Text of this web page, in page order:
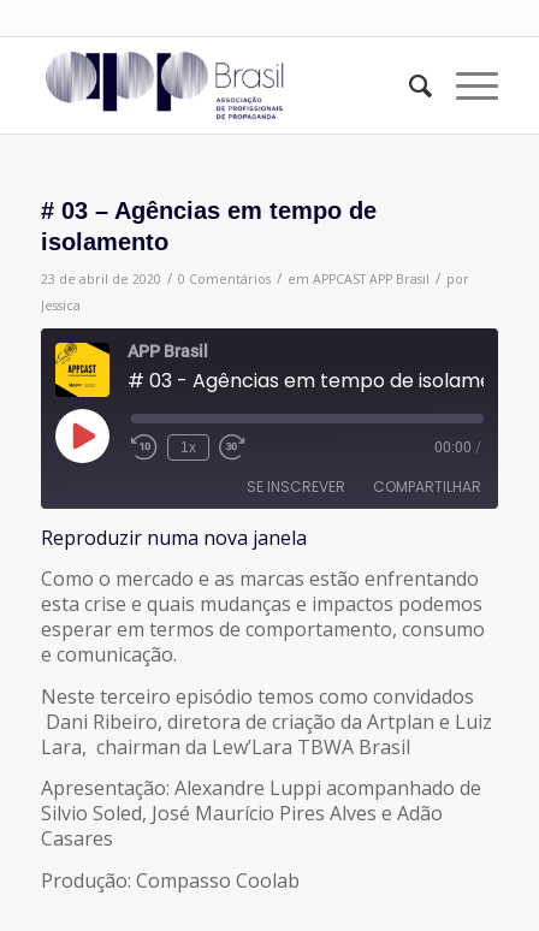
# 03 – Agências em tempo de
isolamento
23 de abril de 2020 / 0 Comentários / em APPCAST APP Brasil / por
Jessica
APP Brasil
# 03 - Agências em tempo de isolamento
Reproduzir
episódio
1x 00:00 /
SE INSCREVER COMPARTILHAR
FEED RSS
LINK
INCORPORAR
Reproduzir numa nova janela
Como o mercado e as marcas estão enfrentando
esta crise e quais mudanças e impactos podemos
esperar em termos de comportamento, consumo
e comunicação.
Neste terceiro episódio temos como convidados
Dani Ribeiro, diretora de criação da Artplan e Luiz
Lara, chairman da Lew’Lara TBWA Brasil
Apresentação: Alexandre Luppi acompanhado de
Silvio Soled, José Maurício Pires Alves e Adão
Casares
Produção: Compasso Coolab